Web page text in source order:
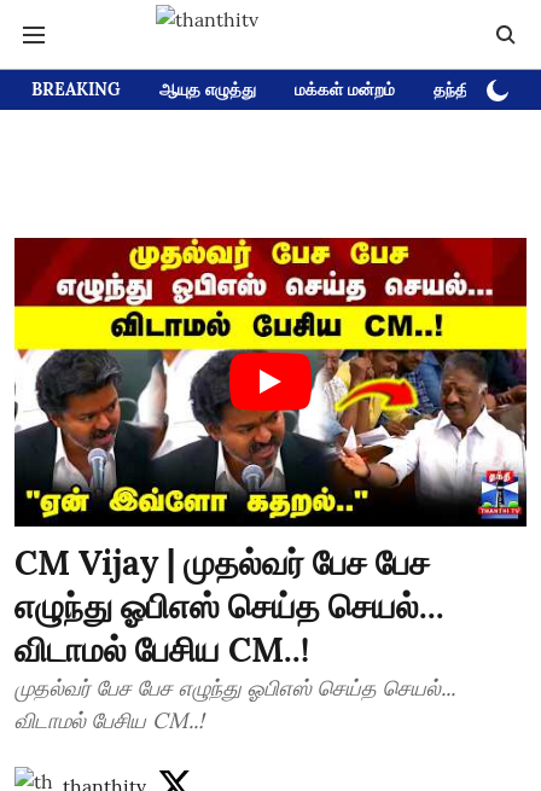
BREAKING ஆயுத எழுத்து மக்கள் மன்றம் தந்தி டிவி
CM Vijay | முதல்வர் பேச பேச
எழுந்து ஓபிஎஸ் செய்த செயல்...
விடாமல் பேசிய CM..!
முதல்வர் பேச பேச எழுந்து ஓபிஎஸ் செய்த செயல்...
விடாமல் பேசிய CM..!
thanthitv